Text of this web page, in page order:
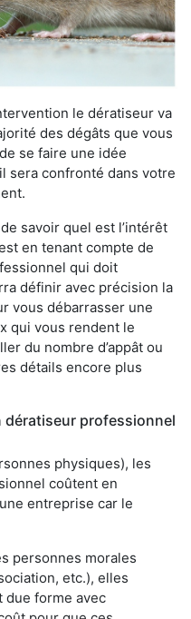
le dératiseur va
des dégâts que vous
se faire une idée
sera confronté dans votre
savoir quel est l’intérêt
en tenant compte de
qui doit
définir avec précision la
vous débarrasser une
qui vous rendent le
du nombre d’appât ou
détails encore plus
dératiseur professionnel
physiques), les
coûtent en
entreprise car le
personnes morales
etc.), elles
due forme avec